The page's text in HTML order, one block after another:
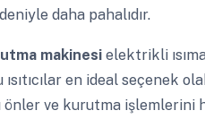
daha pahalıdır.
makinesi elektrikli
ısıtıcılar en ideal seçenek
ve kurutma işlemlerini